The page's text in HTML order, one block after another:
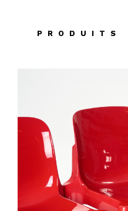
PRODUITS